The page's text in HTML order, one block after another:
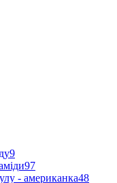
9
97
- американка48